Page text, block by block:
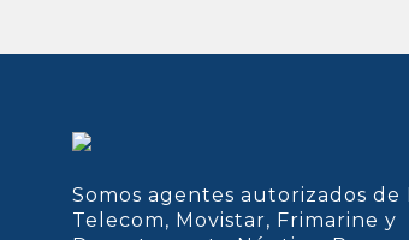
Somos agentes autorizados de
Telecom, Movistar, Frimarine y